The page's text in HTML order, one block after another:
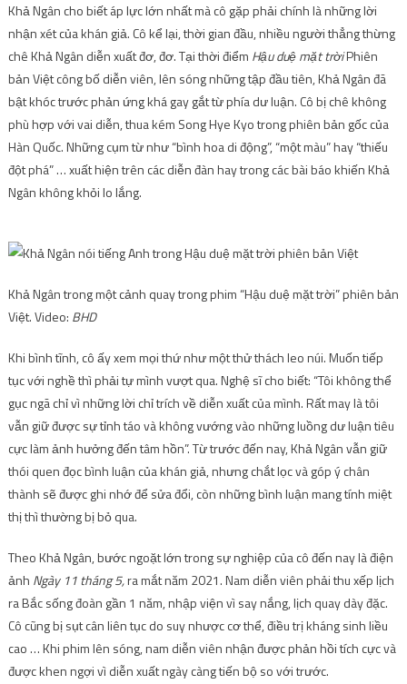
Khả Ngân cho biết áp lực lớn nhất mà cô gặp phải chính là những lời
nhận xét của khán giả. Cô kể lại, thời gian đầu, nhiều người thẳng thừng
chê Khả Ngân diễn xuất đơ, đơ. Tại thời điểm Hậu duệ mặt trờiPhiên
bản Việt công bố diễn viên, lên sóng những tập đầu tiên, Khả Ngân đã
bật khóc trước phản ứng khá gay gắt từ phía dư luận. Cô bị chê không
phù hợp với vai diễn, thua kém Song Hye Kyo trong phiên bản gốc của
Hàn Quốc. Những cụm từ như “bình hoa di động”, “một màu” hay “thiếu
đột phá” … xuất hiện trên các diễn đàn hay trong các bài báo khiến Khả
Ngân không khỏi lo lắng.
Khả Ngân trong một cảnh quay trong phim “Hậu duệ mặt trời” phiên bản
Việt. Video: BHD
Khi bình tĩnh, cô ấy xem mọi thứ như một thử thách leo núi. Muốn tiếp
tục với nghề thì phải tự mình vượt qua. Nghệ sĩ cho biết: “Tôi không thể
gục ngã chỉ vì những lời chỉ trích về diễn xuất của mình. Rất may là tôi
vẫn giữ được sự tỉnh táo và không vướng vào những luồng dư luận tiêu
cực làm ảnh hưởng đến tâm hồn”. Từ trước đến nay, Khả Ngân vẫn giữ
thói quen đọc bình luận của khán giả, nhưng chắt lọc và góp ý chân
thành sẽ được ghi nhớ để sửa đổi, còn những bình luận mang tính miệt
thị thì thường bị bỏ qua.
Theo Khả Ngân, bước ngoặt lớn trong sự nghiệp của cô đến nay là điện
ảnh Ngày 11 tháng 5,ra mắt năm 2021. Nam diễn viên phải thu xếp lịch
ra Bắc sống đoàn gần 1 năm, nhập viện vì say nắng, lịch quay dày đặc.
Cô cũng bị sụt cân liên tục do suy nhược cơ thể, điều trị kháng sinh liều
cao … Khi phim lên sóng, nam diễn viên nhận được phản hồi tích cực và
được khen ngợi vì diễn xuất ngày càng tiến bộ so với trước.